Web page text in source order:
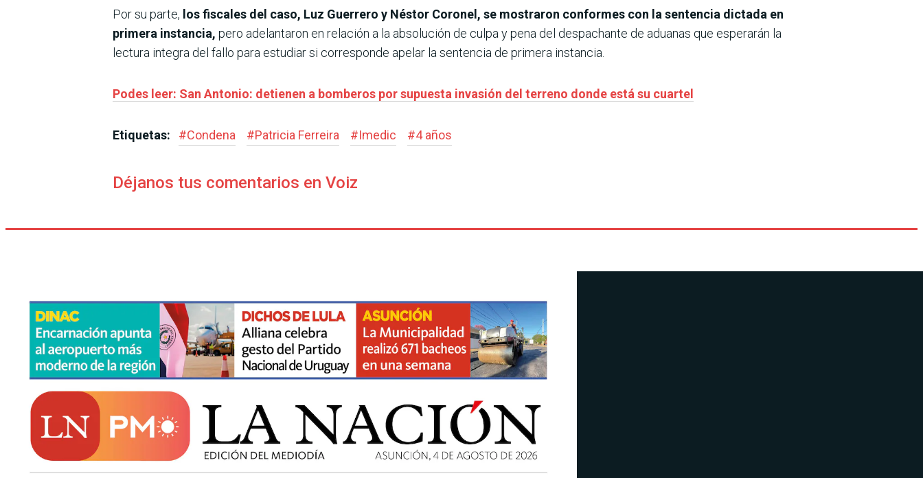
Por su parte, los fiscales del caso, Luz Guerrero y Néstor Coronel, se mostraron conformes con la sentencia dictada en
primera instancia, pero adelantaron en relación a la absolución de culpa y pena del despachante de aduanas que esperarán la
lectura integra del fallo para estudiar si corresponde apelar la sentencia de primera instancia.
Podes leer: San Antonio: detienen a bomberos por supuesta invasión del terreno donde está su cuartel
Etiquetas: #Condena #Patricia Ferreira #Imedic #4 años
Déjanos tus comentarios en Voiz